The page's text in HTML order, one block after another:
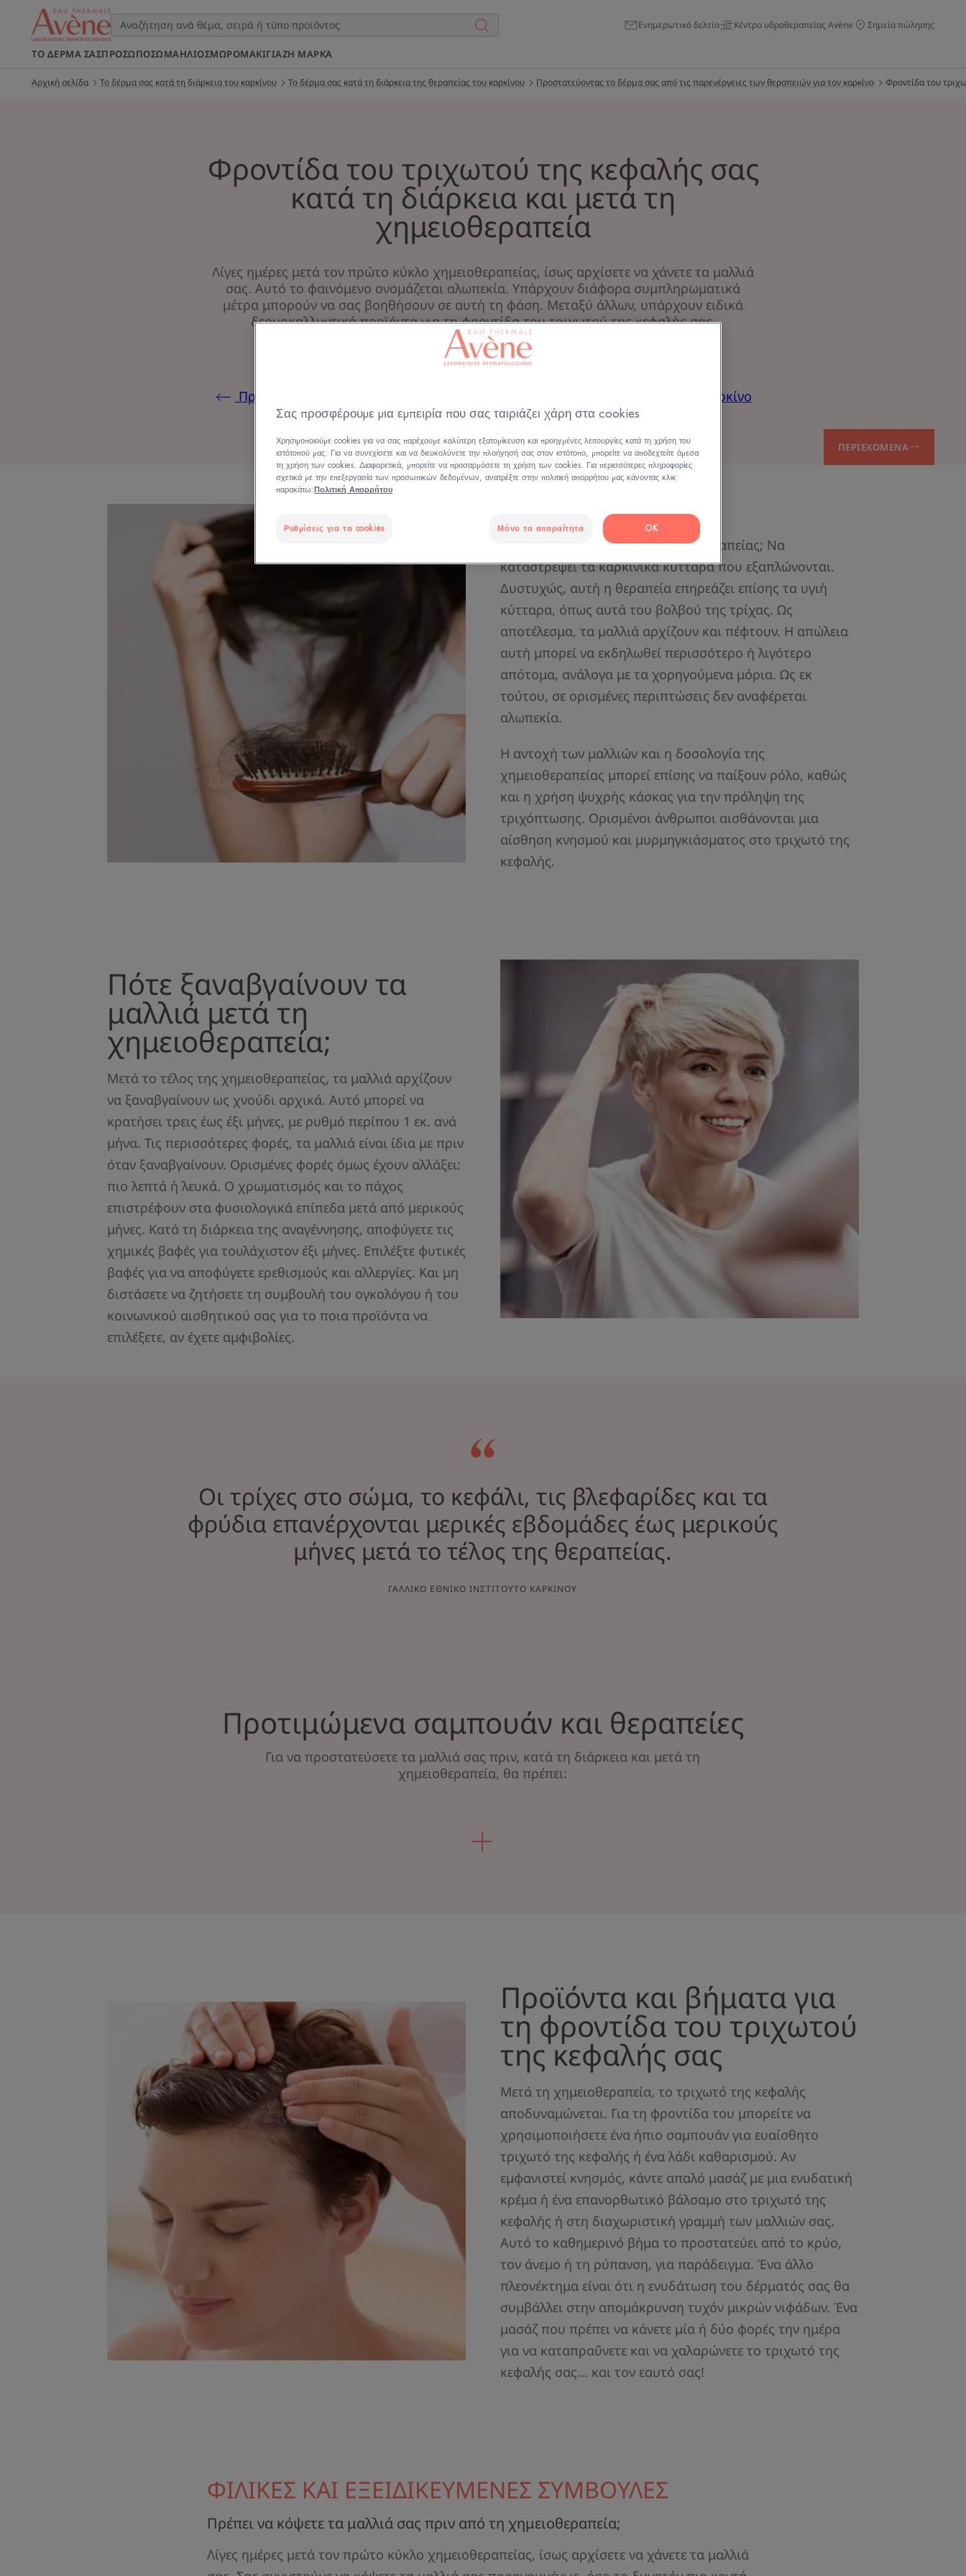
Ενημερωτικό δελτίο Κέντρο υδροθεραπείας Avène Σημεία πώλησης
ΤΟ ΔΈΡΜΑ ΣΑΣΠΡΌΣΩΠΟΣΩΜΑΉΛΙΟΣΜΩΡΌΜΑΚΙΓΙΆΖΗ ΜΆΡΚΑ
Αρχική σελίδα Το δέρμα σας κατά τη διάρκεια του καρκίνου Το δέρμα σας κατά τη διάρκεια της θεραπείας του καρκίνου Προστατεύοντας το δέρμα σας από τις παρενέργειες των θεραπειών για τον καρκίνο Φροντίδα του
Φροντίδα του τριχωτού της κεφαλής σας
κατά τη διάρκεια και μετά τη
χημειοθεραπεία
Λίγες ημέρες μετά τον πρώτο κύκλο χημειοθεραπείας, ίσως αρχίσετε να χάνετε τα μαλλιά
σας. Αυτό το φαινόμενο ονομάζεται αλωπεκία. Υπάρχουν διάφορα συμπληρωματικά
μέτρα μπορούν να σας βοηθήσουν σε αυτή τη φάση. Μεταξύ άλλων, υπάρχουν ειδικά
δερμοκαλλυντικά προϊόντα για τη φροντίδα του τριχωτού της κεφαλής σας.
3/11/25, επικυρώθηκε από
Προστατεύοντας το δέρμα σας από τις παρενέργειες των θεραπειών για τον καρκίνο
ΠΕΡΙΕΧΌΜΕΝΑ
Ποιος είναι ο στόχος της χημειοθεραπείας; Να
καταστρέψει τα καρκινικά κύτταρα που εξαπλώνονται.
Δυστυχώς, αυτή η θεραπεία επηρεάζει επίσης τα υγιή
κύτταρα, όπως αυτά του βολβού της τρίχας. Ως
αποτέλεσμα, τα μαλλιά αρχίζουν και πέφτουν. Η απώλεια
αυτή μπορεί να εκδηλωθεί περισσότερο ή λιγότερο
απότομα, ανάλογα με τα χορηγούμενα μόρια. Ως εκ
τούτου, σε ορισμένες περιπτώσεις δεν αναφέρεται
αλωπεκία.
Η αντοχή των μαλλιών και η δοσολογία της
χημειοθεραπείας μπορεί επίσης να παίξουν ρόλο, καθώς
και η χρήση ψυχρής κάσκας για την πρόληψη της
τριχόπτωσης. Ορισμένοι άνθρωποι αισθάνονται μια
αίσθηση κνησμού και μυρμηγκιάσματος στο τριχωτό της
κεφαλής.
Πότε ξαναβγαίνουν τα
μαλλιά μετά τη
χημειοθεραπεία;
Μετά το τέλος της χημειοθεραπείας, τα μαλλιά αρχίζουν
να ξαναβγαίνουν ως χνούδι αρχικά. Αυτό μπορεί να
κρατήσει τρεις έως έξι μήνες, με ρυθμό περίπου 1 εκ. ανά
μήνα. Τις περισσότερες φορές, τα μαλλιά είναι ίδια με πριν
όταν ξαναβγαίνουν. Ορισμένες φορές όμως έχουν αλλάξει:
πιο λεπτά ή λευκά. Ο χρωματισμός και το πάχος
επιστρέφουν στα φυσιολογικά επίπεδα μετά από μερικούς
μήνες. Κατά τη διάρκεια της αναγέννησης, αποφύγετε τις
χημικές βαφές για τουλάχιστον έξι μήνες. Επιλέξτε φυτικές
βαφές για να αποφύγετε ερεθισμούς και αλλεργίες. Και μη
διστάσετε να ζητήσετε τη συμβουλή του ογκολόγου ή του
κοινωνικού αισθητικού σας για το ποια προϊόντα να
επιλέξετε, αν έχετε αμφιβολίες.
Οι τρίχες στο σώμα, το κεφάλι, τις βλεφαρίδες και τα
φρύδια επανέρχονται μερικές εβδομάδες έως μερικούς
μήνες μετά το τέλος της θεραπείας.
ΓΑΛΛΙΚΌ ΕΘΝΙΚΌ ΙΝΣΤΙΤΟΎΤΟ ΚΑΡΚΊΝΟΥ
Προτιμώμενα σαμπουάν και θεραπείες
Για να προστατεύσετε τα μαλλιά σας πριν, κατά τη διάρκεια και μετά τη
χημειοθεραπεία, θα πρέπει:
Προϊόντα και βήματα για
τη φροντίδα του τριχωτού
της κεφαλής σας
Μετά τη χημειοθεραπεία, το τριχωτό της κεφαλής
αποδυναμώνεται. Για τη φροντίδα του μπορείτε να
χρησιμοποιήσετε ένα ήπιο σαμπουάν για ευαίσθητο
τριχωτό της κεφαλής ή ένα λάδι καθαρισμού. Αν
εμφανιστεί κνησμός, κάντε απαλό μασάζ με μια ενυδατική
κρέμα ή ένα επανορθωτικό βάλσαμο στο τριχωτό της
κεφαλής ή στη διαχωριστική γραμμή των μαλλιών σας.
Αυτό το καθημερινό βήμα το προστατεύει από το κρύο,
τον άνεμο ή τη ρύπανση, για παράδειγμα. Ένα άλλο
πλεονέκτημα είναι ότι η ενυδάτωση του δέρματός σας θα
συμβάλλει στην απομάκρυνση τυχόν μικρών νιφάδων. Ένα
μασάζ που πρέπει να κάνετε μία ή δύο φορές την ημέρα
για να καταπραΰνετε και να χαλαρώνετε το τριχωτό της
κεφαλής σας... και τον εαυτό σας!
ΦΙΛΙΚΕΣ ΚΑΙ ΕΞΕΙΔΙΚΕΥΜΕΝΕΣ ΣΥΜΒΟΥΛΕΣ
Πρέπει να κόψετε τα μαλλιά σας πριν από τη χημειοθεραπεία;
Λίγες ημέρες μετά τον πρώτο κύκλο χημειοθεραπείας, ίσως αρχίσετε να χάνετε τα μαλλιά
Σας προσφέρουμε μια εμπειρία που σας ταιριάζει χάρη στα cookies
Χρησιμοποιούμε cookies για να σας παρέχουμε καλύτερη εξατομίκευση και προηγμένες λειτουργίες κατά τη χρήση του
ιστότοπού μας. Για να συνεχίσετε και να διευκολύνετε την πλοήγησή σας στον ιστότοπο, μπορείτε να αποδεχτείτε άμεσα
τη χρήση των cookies. Διαφορετικά, μπορείτε να προσαρμόσετε τη χρήση των cookies. Για περισσότερες πληροφορίες
σχετικά με την επεξεργασία των προσωπικών δεδομένων, ανατρέξτε στην πολιτική απορρήτου μας κάνοντας κλικ
παρακάτω: Πολιτική Απορρήτου
Ρυθμίσεις για τα cookies Μόνο τα απαραίτητα OK